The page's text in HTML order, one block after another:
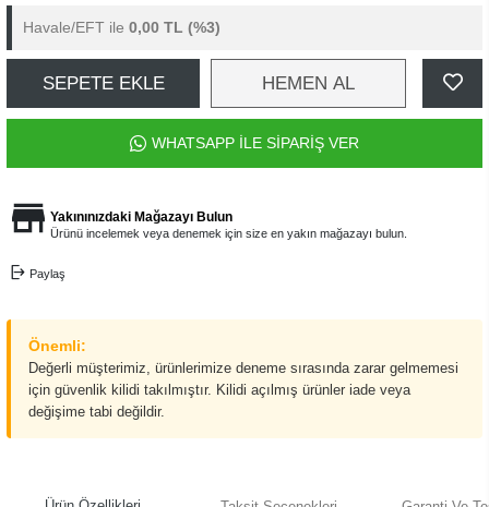
Havale/EFT ile 0,00 TL (%3)
SEPETE EKLE HEMEN AL
WHATSAPP İLE SİPARİŞ VER
Yakınınızdaki Mağazayı Bulun
Ürünü incelemek veya denemek için size en yakın mağazayı bulun.
Paylaş
Önemli:
Değerli müşterimiz, ürünlerimize deneme sırasında zarar gelmemesi
için güvenlik kilidi takılmıştır. Kilidi açılmış ürünler iade veya
değişime tabi değildir.